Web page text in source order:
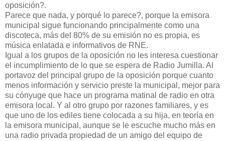
oposición?.
Parece que nada, y porqué lo parece?, porque la emisora
municipal sigue funcionando principalmente como una
discoteca, más del 80% de su emisión no es propia, es
música enlatada e informativos de RNE.
Igual a los grupos de la oposición no les interesa cuestionar
el incumplimiento de lo que se espera de Radio Jumilla. Al
portavoz del principal grupo de la oposición porque cuanto
menos información y servicio preste la municipal, mejor para
su cónyuge que hace un programa matinal de radio en otra
emisora local. Y al otro grupo por razones familiares, y es
que uno de los ediles tiene colocada a su hija, en teoría en
la emisora municipal, aunque se le escuche mucho más en
una radio privada propiedad de un amigo del equipo de